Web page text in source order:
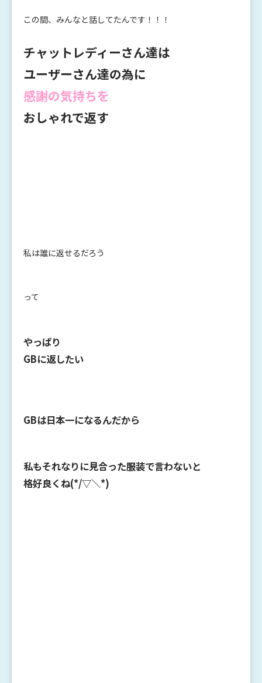
この間、みんなと話してたんです！！！
チャットレディーさん達は
ユーザーさん達の為に
感謝の気持ちを
おしゃれで返す
私は誰に返せるだろう
って
やっぱり
GBに返したい
GBは日本一になるんだから
私もそれなりに見合った服装で言わないと
格好良くね(*/▽＼*)